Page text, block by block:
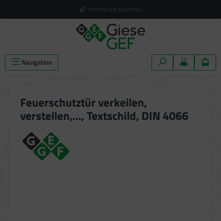
KOSTENLOSE BERATUNG
Navigation
Feuerschutztür verkeilen,
verstellen,..., Textschild, DIN 4066